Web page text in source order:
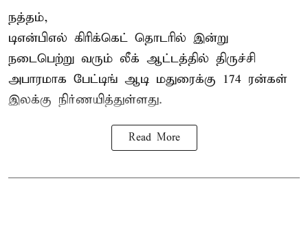
நத்தம்,
டிஎன்பிஎல் கிரிக்கெட் தொடரில் இன்று
நடைபெற்று வரும் லீக் ஆட்டத்தில் திருச்சி
அபாரமாக பேட்டிங் ஆடி மதுரைக்கு 174 ரன்கள்
இலக்கு நிர்ணயித்துள்ளது.
Read More